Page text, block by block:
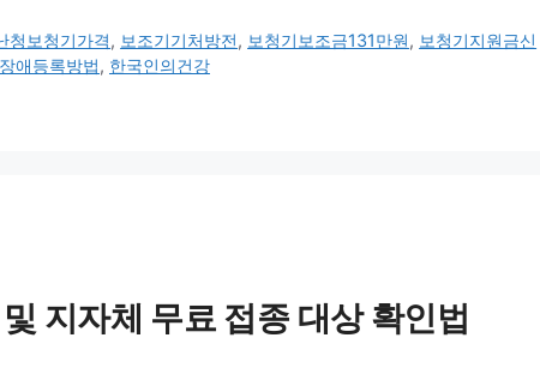
청보청기가격, 보조기기처방전, 보청기보조금131만원, 보청기지원금신
애등록방법, 한국인의건강
지자체 무료 접종 대상 확인법